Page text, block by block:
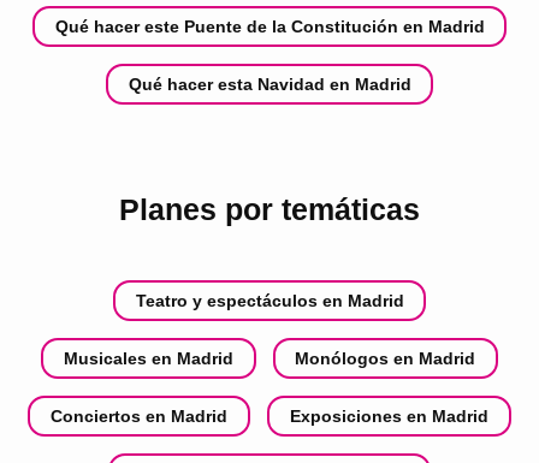
Qué hacer este Puente de la Constitución en Madrid
Qué hacer esta Navidad en Madrid
Planes por temáticas
Teatro y espectáculos en Madrid
Musicales en Madrid Monólogos en Madrid
Conciertos en Madrid Exposiciones en Madrid